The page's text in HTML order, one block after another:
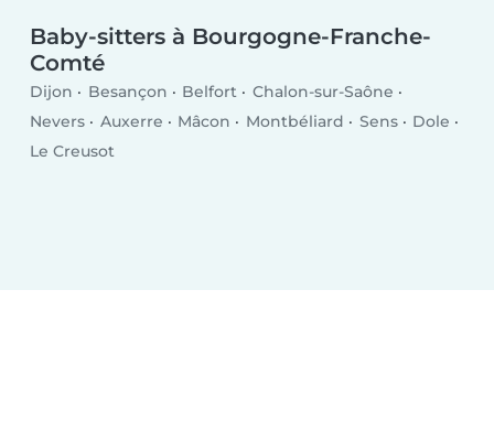
Baby-sitters à Bourgogne-Franche-
Comté
Dijon Besançon Belfort
Chalon-sur-Saône
Nevers
Auxerre Mâcon Montbéliard Sens
Dole
Le Creusot